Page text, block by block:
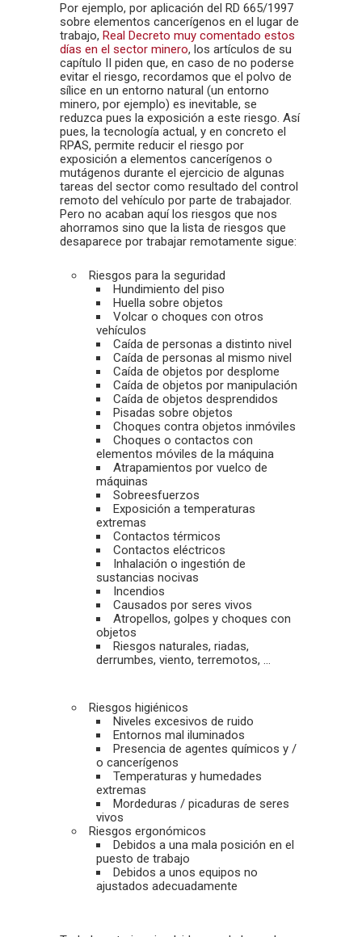
Por ejemplo, por aplicación del RD 665/1997
sobre elementos cancerígenos en el lugar de
trabajo, Real Decreto muy comentado estos
días en el sector minero, los artículos de su
capítulo II piden que, en caso de no poderse
evitar el riesgo, recordamos que el polvo de
sílice en un entorno natural (un entorno
minero, por ejemplo) es inevitable, se
reduzca pues la exposición a este riesgo. Así
pues, la tecnología actual, y en concreto el
RPAS, permite reducir el riesgo por
exposición a elementos cancerígenos o
mutágenos durante el ejercicio de algunas
tareas del sector como resultado del control
remoto del vehículo por parte de trabajador.
Pero no acaban aquí los riesgos que nos
ahorramos sino que la lista de riesgos que
desaparece por trabajar remotamente sigue:
Riesgos para la seguridad
Hundimiento del piso
Huella sobre objetos
Volcar o choques con otros
vehículos
Caída de personas a distinto nivel
Caída de personas al mismo nivel
Caída de objetos por desplome
Caída de objetos por manipulación
Caída de objetos desprendidos
Pisadas sobre objetos
Choques contra objetos inmóviles
Choques o contactos con
elementos móviles de la máquina
Atrapamientos por vuelco de
máquinas
Sobreesfuerzos
Exposición a temperaturas
extremas
Contactos térmicos
Contactos eléctricos
Inhalación o ingestión de
sustancias nocivas
Incendios
Causados por seres vivos
Atropellos, golpes y choques con
objetos
Riesgos naturales, riadas,
derrumbes, viento, terremotos, …
Riesgos higiénicos
Niveles excesivos de ruido
Entornos mal iluminados
Presencia de agentes químicos y /
o cancerígenos
Temperaturas y humedades
extremas
Mordeduras / picaduras de seres
vivos
Riesgos ergonómicos
Debidos a una mala posición en el
puesto de trabajo
Debidos a unos equipos no
ajustados adecuadamente